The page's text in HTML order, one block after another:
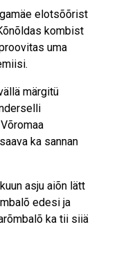
elotsõõrist
kombist
uma
märgitü
ka sannan
asju aiõn lätt
edesi ja
ka tii siiä